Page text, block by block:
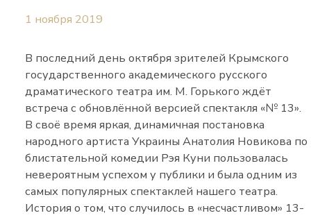
1 ноября 2019
В последний день октября зрителей Крымского
государственного академического русского
драматического театра им. М. Горького ждёт
встреча с обновлённой версией спектакля «№ 13».
В своё время яркая, динамичная постановка
народного артиста Украины Анатолия Новикова по
блистательной комедии Рэя Куни пользовалась
невероятным успехом у публики и была одним из
самых популярных спектаклей нашего театра.
История о том, что случилось в «несчастливом» 13-